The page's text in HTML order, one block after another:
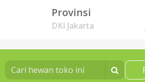
Provinsi
DKI Jakarta